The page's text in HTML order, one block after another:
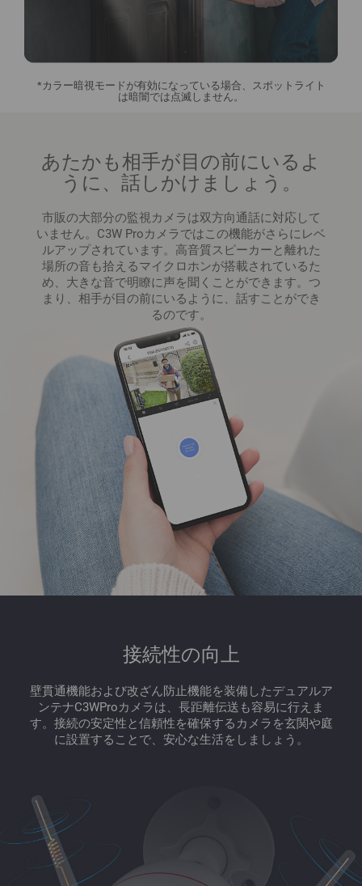
*カラー暗視モードが有効になっている場合、スポットライト
は暗闇では点滅しません。
あたかも相手が目の前にいるよ
うに、話しかけましょう。
市販の大部分の監視カメラは双方向通話に対応して
いません。C3W Proカメラではこの機能がさらにレベ
ルアップされています。高音質スピーカーと離れた
場所の音も拾えるマイクロホンが搭載されているた
め、大きな音で明瞭に声を聞くことができます。つ
まり、相手が目の前にいるように、話すことができ
るのです。
接続性の向上
壁貫通機能および改ざん防止機能を装備したデュアルア
ンテナC3WProカメラは、長距離伝送も容易に行えま
す。接続の安定性と信頼性を確保するカメラを玄関や庭
に設置することで、安心な生活をしましょう。